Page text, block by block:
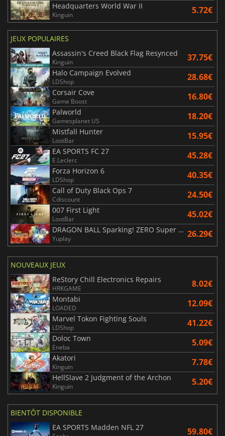
Headquarters World War II
Kinguin 5.72€
JEUX POPULAIRES
Assassin's Creed Black Flag Resynced
Kinguin 37.75€
Halo Campaign Evolved
LDShop 28.68€
Corsair Cove
Game Boost 16.80€
Palworld
Gamesplanet US 18.20€
Mistfall Hunter
LootBar 15.95€
EA SPORTS FC 27
E.Leclerc 45.28€
Forza Horizon 6
LDShop 40.35€
Call of Duty Black Ops 7
Cdiscount 24.50€
007 First Light
LootBar 45.02€
DRAGON BALL Sparking! ZERO Super Limit Breaking NEO
Yuplay 26.29€
NOUVEAUX JEUX
ReStory Chill Electronics Repairs
HRKGAME 8.02€
Montabi
LOADED 12.09€
Marvel Tokon Fighting Souls
LDShop 41.22€
Doloc Town
Eneba 5.09€
Akatori
Kinguin 7.78€
HellSlave 2 Judgment of the Archon
Kinguin 5.20€
BIENTÔT DISPONIBLE
EA SPORTS Madden NFL 27
59.80€